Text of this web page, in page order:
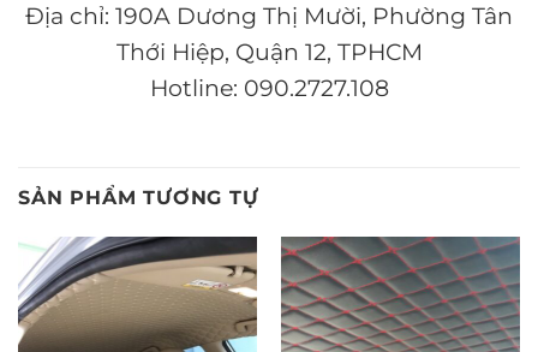
Địa chỉ: 190A Dương Thị Mười, Phường Tân
Thới Hiệp, Quận 12, TPHCM
Hotline: 090.2727.108
SẢN PHẨM TƯƠNG TỰ